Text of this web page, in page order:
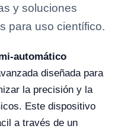
y soluciones
para uso científico.
automático
diseñada para
la precisión y la
Este dispositivo
a través de un